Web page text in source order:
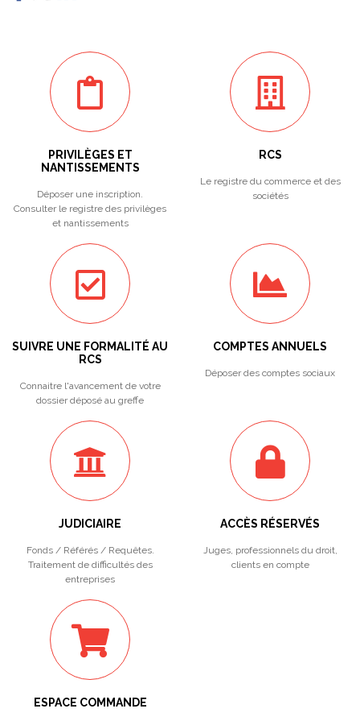
PRIVILÈGES ET
NANTISSEMENTS
Déposer une inscription.
Consulter le registre des privilèges
et nantissements
RCS
Le registre du commerce et des
sociétés
SUIVRE UNE FORMALITÉ AU
RCS
Connaitre l'avancement de votre
dossier déposé au greffe
COMPTES ANNUELS
Déposer des comptes sociaux
JUDICIAIRE
Fonds / Référés / Requêtes.
Traitement de difficultés des
entreprises
ACCÈS RÉSERVÉS
Juges, professionnels du droit,
clients en compte
ESPACE COMMANDE